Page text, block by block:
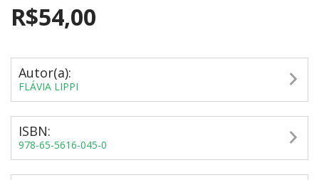
R$54,00
Autor(a):
FLÁVIA LIPPI
ISBN:
978-65-5616-045-0